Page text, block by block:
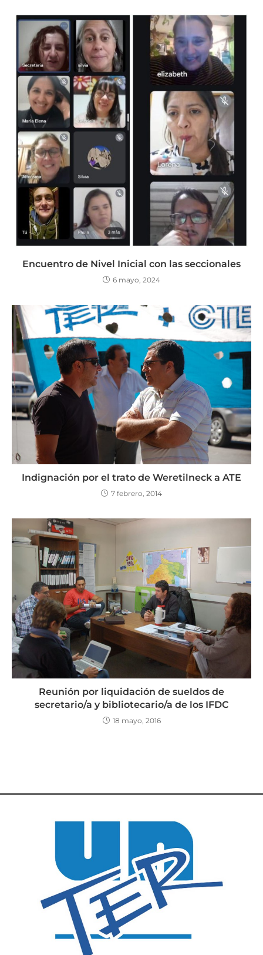
Encuentro de Nivel Inicial con las seccionales
6 mayo, 2024
Indignación por el trato de Weretilneck a ATE
7 febrero, 2014
Reunión por liquidación de sueldos de
secretario/a y bibliotecario/a de los IFDC
18 mayo, 2016